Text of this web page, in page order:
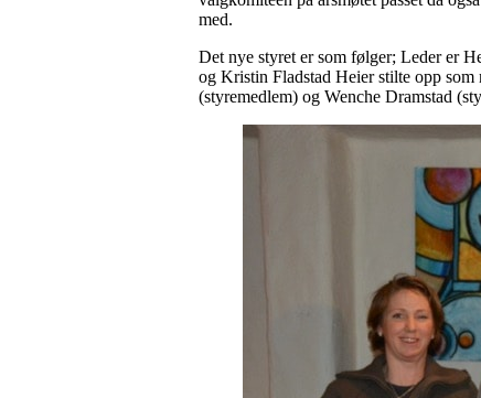
med.
Det nye styret er som følger; Leder er
og Kristin Fladstad Heier stilte opp
(styremedlem) og Wenche Dramstad